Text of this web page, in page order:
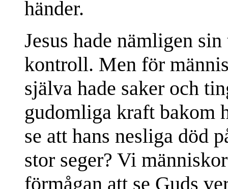
händer.
Jesus hade nämligen
kontroll. Men för
själva hade saker och
gudomliga kraft bakom
se att hans nesliga död
stor seger? Vi
förmågan att se Guds